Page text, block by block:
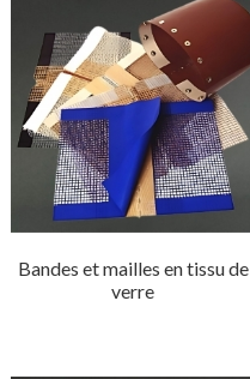
Bandes et mailles en tissu de
verre